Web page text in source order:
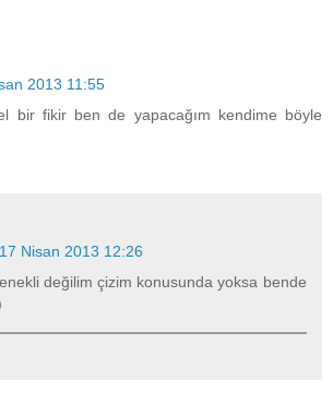
2013 11:55
bir fikir ben de yapacağım kendime böyle
17 Nisan 2013 12:26
değilim çizim konusunda yoksa bende